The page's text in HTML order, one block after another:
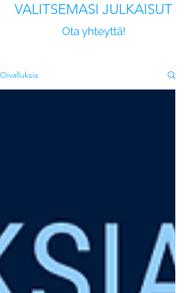
VALITSEMASI JULKAISUT
Ota yhteyttä!
Oivalluksia